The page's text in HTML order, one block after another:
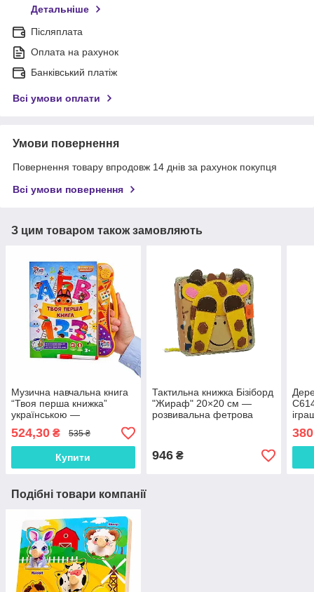
Детальніше
Післяплата
Оплата на рахунок
Банківський платіж
Всі умови оплати
Умови повернення
Повернення товару впродовж 14 днів за рахунок покупця
Всі умови повернення
З цим товаром також замовляють
Музична навчальна книга
“Твоя перша книжка”
українською —
інтерактивна іграшка, арт.
52047
524,30 ₴ 535 ₴
Купити
Тактильна книжка Бізіборд
"Жираф" 20×20 см —
розвивальна фетрова
946₴
Подібні товари компанії